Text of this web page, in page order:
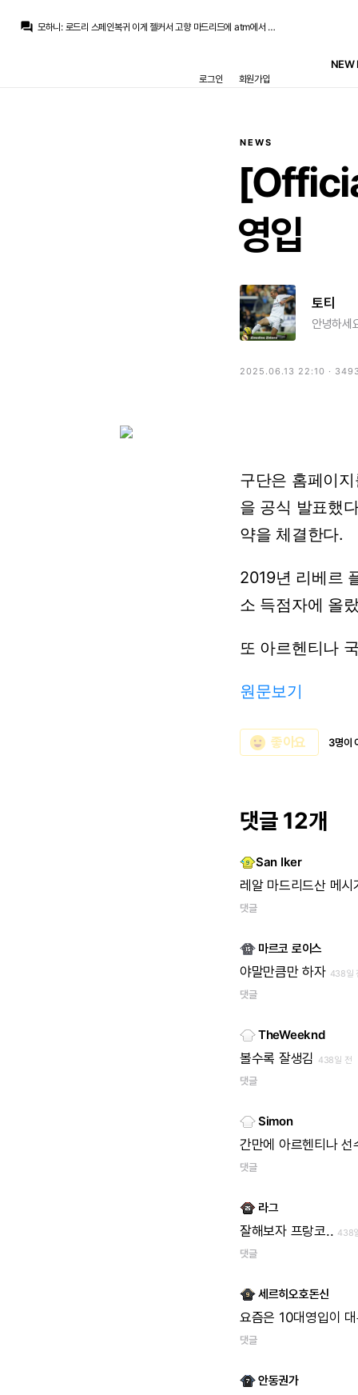
question_answer 모하니: 로드리 스페인복귀 이게 젤커서 고향 마드리드에 atm에서 깽판치고 나가서 레알이 정배인거지 레알빠그라지면 바르샤가겠죠. 레알이 꼭잡아야
옆동넨 톱자원 못구하면 큰 기대하기 어려워보이는데
전 센터백 점수 우리가 더 높은게 좀 웃기긴하네요 ㅋㅋㅋ
NEW
로그인 회원가입
NEWS
영입
토티
안녕하세
2025.06.13 22:10 ·
구단은 홈페이
을 공식 발표했
약을 체결한다.
2019년 리베르
소 득점자에 올
또 아르헨티나
원문보기
emoji_emotions 좋아요 3명이
댓글 12개
San Iker
레알 마드리드산 메
댓글
마르코 로이스
야말만큼만 하자 438일
댓글
TheWeeknd
볼수록 잘생김 438일 전
댓글
Simon
간만에 아르헨티나
댓글
라그
잘해보자 프랑코.. 438
댓글
세르히오호돈신
요즘은 10대영입이
댓글
안동권가